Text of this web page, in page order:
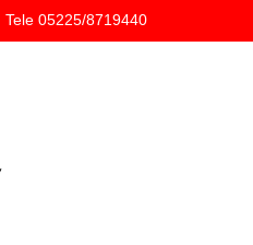
Tele 05225/8719440